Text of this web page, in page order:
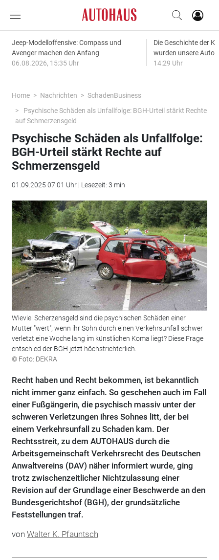
Jeep-Modelloffensive: Compass und
Avenger machen den Anfang
06.08.2026, 15:35 Uhr
Die Geschichte der
wurden unsere
14:29 Uhr
Home Nachrichten
SchadenBusiness
Psychische Schäden als Unfallfolge: BGH-Urteil stärkt Rechte
auf Schmerzensgeld
Psychische Schäden als Unfallfolge:
BGH-Urteil stärkt Rechte auf
Schmerzensgeld
01.09.2025 07:01 Uhr | Lesezeit: 3 min
Wieviel Scherzensgeld sind die psychischen Schäden einer
Mutter "wert", wenn ihr Sohn durch einen Verkehrsunfall schwer
verletzt eine Woche lang im künstlichen Koma liegt? Diese Frage
entschied der BGH jetzt höchstrichterlich.
© Foto: DEKRA
Recht haben und Recht bekommen, ist bekanntlich
nicht immer ganz einfach. So geschehen auch im Fall
einer Fußgängerin, die psychisch massiv unter der
schweren Verletzungen ihres Sohnes litt, der bei
einem Verkehrsunfall zu Schaden kam. Der
Rechtsstreit, zu dem AUTOHAUS durch die
Arbeitsgemeinschaft Verkehrsrecht des Deutschen
Anwaltvereins (DAV) näher informiert wurde, ging
trotz zwischenzeitlicher Nichtzulassung einer
Revision auf der Grundlage einer Beschwerde an den
Bundesgerichtshof (BGH), der grundsätzliche
Feststellungen traf.
von Walter K. Pfauntsch